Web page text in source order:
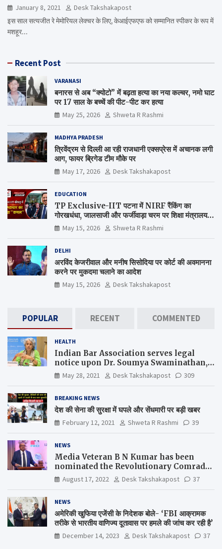
January 8, 2021
Desk Takshakapost
इस साल सत्यजीत रे मेमोरियल लेक्चर के लिए, केआईएफएफ को सम्मानित स्पीकर के रूप में
मशहूर…
Recent Post
VARANASI
बनारस से अब “क्योटो” में बढ़ता हत्या का नया कल्चर, नमो घाट
पर 17 साल के बच्चें की पीट-पीट कर हत्या
May 25, 2026 Shweta R Rashmi
MADHYA PRADESH
त्रिवेंद्रम से दिल्ली आ रही राजधानी एक्सप्रेस में अचानक लगी
आग, फायर ब्रिगेड टीम मौके पर
May 17, 2026 Desk Takshakapost
EDUCATION
TP Exclusive-IIT पटना में NIRF रैंकिंग का
गोरखधंधा, जालसाजी और फर्जीवाड़ा चरम पर शिक्षा मंत्रालय
कब जागेगा ?
May 15, 2026 Shweta R Rashmi
DELHI
अरविंद केजरीवाल और मनीष सिसोदिया पर कोर्ट की अवमानना
करने पर मुकदमा चलाने का आदेश
May 15, 2026 Desk Takshakapost
POPULAR RECENT COMMENTED
HEALTH
Indian Bar Association serves legal
notice upon Dr. Soumya Swaminathan,
the Chief Scientist, WHO
May 28, 2021 Desk Takshakapost 309
BREAKING NEWS
देश की सेना की सुरक्षा में घपले और सेंधमारी पर बड़ी खबर
February 12, 2021 Shweta R Rashmi 39
NEWS
Media Veteran B N Kumar has been
nominated the Revolutionary Comrade
Shiv Varma Media Award 2022-23
August 17, 2022 Desk Takshakapost 37
NEWS
अमेरिकी खुफिया एजेंसी के निदेशक बोले- ‘FBI आक्रामक
तरीके से भारतीय वाणिज्य दूतावास पर हमले की जांच कर रही है’
December 14, 2023 Desk Takshakapost 37